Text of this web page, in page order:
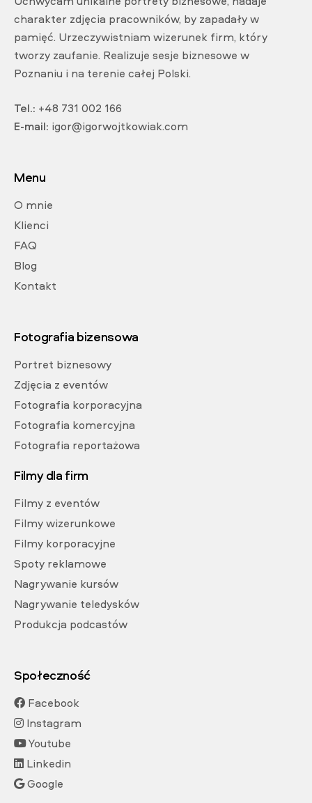
charakter zdjęcia pracowników, by zapadały w
pamięć. Urzeczywistniam wizerunek firm, który
tworzy zaufanie. Realizuje sesje biznesowe w
Poznaniu i na terenie całej Polski.
Tel.: +48 731 002 166
E-mail: igor@igorwojtkowiak.com
Menu
O mnie
Klienci
FAQ
Blog
Kontakt
Fotografia bizensowa
Portret biznesowy
Zdjęcia z eventów
Fotografia korporacyjna
Fotografia komercyjna
Fotografia reportażowa
Filmy dla firm
Filmy z eventów
Filmy wizerunkowe
Filmy korporacyjne
Spoty reklamowe
Nagrywanie kursów
Nagrywanie teledysków
Produkcja podcastów
Społeczność
Facebook
Instagram
Youtube
Linkedin
Google